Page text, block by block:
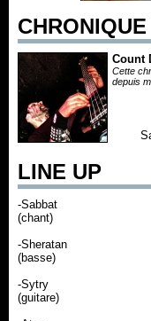
Count
Cette
depuis
LINE UP
-Sabbat
(chant)
-Sheratan
(basse)
-Sytry
(guitare)